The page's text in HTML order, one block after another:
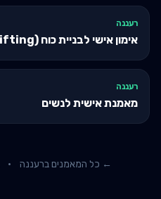
רעננה
אימון אישי לבניית כוח (Powerlifting)
רעננה
מאמנת אישית לנשים
← כל המאמנים ברעננה ·